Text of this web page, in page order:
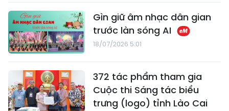
Gìn giữ âm nhạc dân gian
trước làn sóng AI
18/07/2026 5:01
372 tác phẩm tham gia
Cuộc thi Sáng tác biểu
trưng (logo) tỉnh Lào Cai